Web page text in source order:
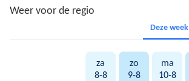
Weer voor de regio
Deze week
za
8-8
zo
9-8
ma
10-8